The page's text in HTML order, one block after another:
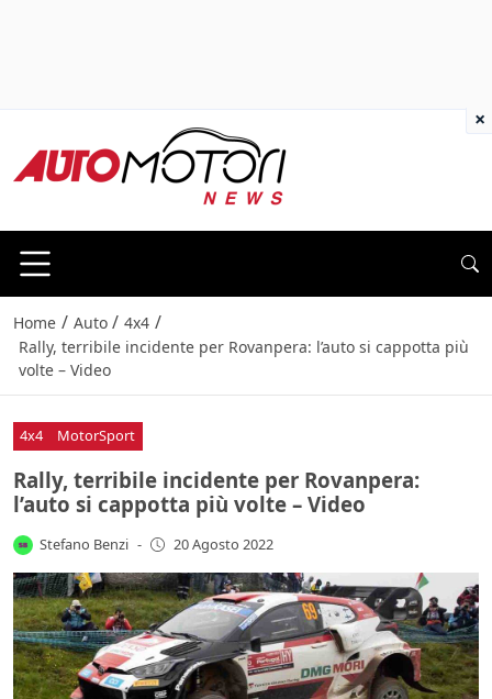
Home / Auto / 4x4 /
Rally, terribile incidente per Rovanpera: l’auto si cappotta più
volte – Video
4x4 MotorSport
Rally, terribile incidente per Rovanpera:
l’auto si cappotta più volte – Video
Stefano Benzi - 20 Agosto 2022
×